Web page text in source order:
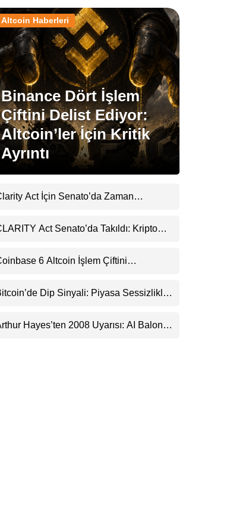
Memecoin Haberleri
Stablecoin Haberleri
Facebook
Instagram
LinkedIn
Telegram
Binance Dört İşlem
Çiftini Delist Ediyor:
Altcoin’ler İçin Kritik
Ayrıntı
Altcoin Haberleri
Act İçin Senato’da Zaman
Act Senato’da Takıldı: Kripto
6 Altcoin İşlem Çiftini
Dip Sinyali: Piyasa Sessizlikle
Hayes’ten 2008 Uyarısı: AI Balonu